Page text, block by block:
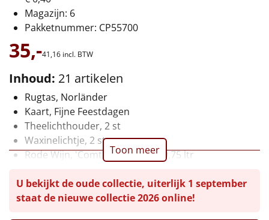
Luxe
Mannen
Vrouwen
Duurzaam
Leuke
Uniek
Magazijn: 6
Pakketnummer: CP55700
35,-41,16 incl. BTW
Inhoud: 21 artikelen
Rugtas, Norländer
Kaart, Fijne Feestdagen
Theelichthouder, 2 st
Waxinelichtje, 2 st
Rode Wijn, 'Comte Alexandre', 0,75 ltr
Pretzelsticks, 40 gr
Ribbelchips, 90 gr
Toon meer
U bekijkt de oude collectie, uiterlijk 1 september
staat de nieuwe collectie 2026 online!